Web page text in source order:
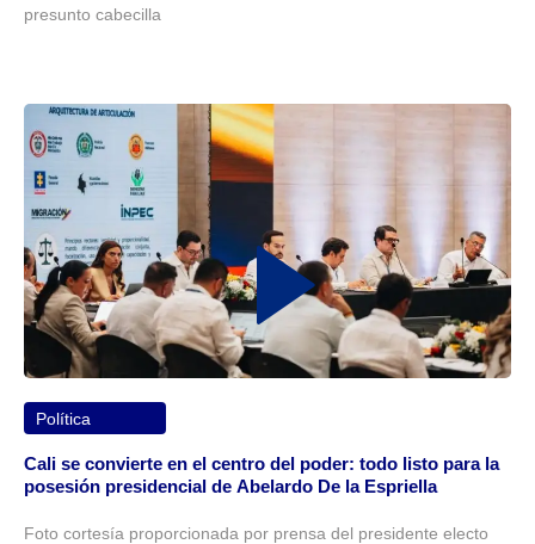
presunto cabecilla
Política
Cali se convierte en el centro del poder: todo listo para la
posesión presidencial de Abelardo De la Espriella
Foto cortesía proporcionada por prensa del presidente electo